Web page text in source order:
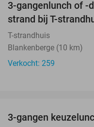
3-gangenlunch of -
strand bij T-
T-strandhuis
Blankenberge (10 km)
Verkocht: 259
3-gangen